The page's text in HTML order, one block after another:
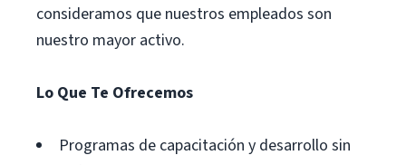
consideramos que nuestros empleados son
nuestro mayor activo.
Lo Que Te Ofrecemos
Programas de capacitación y desarrollo sin